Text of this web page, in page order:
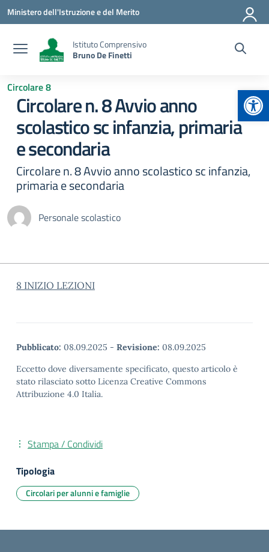
Vai ai contenuti
Vai al menu di navigazione
Vai al footer
Ministero dell'Istruzione e del Merito
Istituto Comprensivo
Bruno De Finetti
Circolare 8
Circolare n. 8 Avvio anno
scolastico sc infanzia, primaria
e secondaria
Circolare n. 8 Avvio anno scolastico sc infanzia,
primaria e secondaria
Personale scolastico
8 INIZIO LEZIONI
Pubblicato: 08.09.2025 - Revisione: 08.09.2025
Eccetto dove diversamente specificato, questo articolo è
stato rilasciato sotto Licenza Creative Commons
Attribuzione 4.0 Italia.
Stampa / Condividi
Tipologia
Circolari per alunni e famiglie